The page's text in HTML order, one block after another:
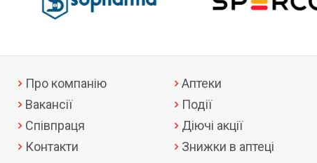
Про компанію
Вакансії
Співпраця
Контакти
Аптеки
Події
Діючі акції
Знижки в аптеці